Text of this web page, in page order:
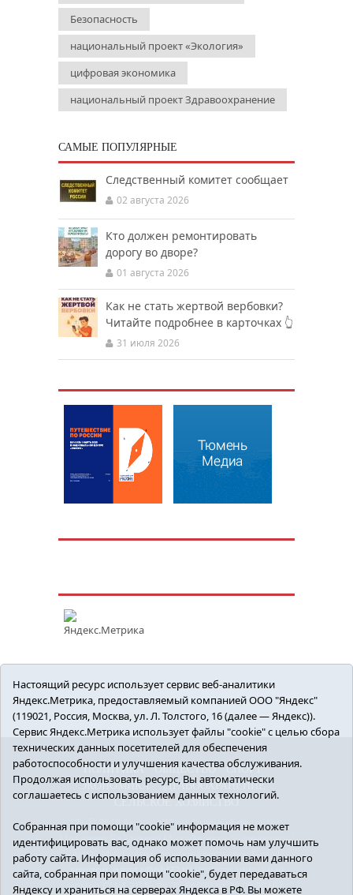
Безопасность
национальный проект «Экология»
цифровая экономика
национальный проект Здравоохранение
САМЫЕ ПОПУЛЯРНЫЕ
Следственный комитет сообщает
02 августа 2026
Кто должен ремонтировать
дорогу во дворе?
01 августа 2026
Как не стать жертвой вербовки?
Читайте подробнее в карточках 👆
31 июля 2026
ПОЛИТИКА ОБЩЕСТВО
СПОРТ
ЭКОНОМИКА
ЗДРАВООХРАНЕНИЕ
СЕЛЬСКОЕ ХОЗЯЙСТВО
12+ © 2018 Armizon72.ру. Главный редактор:
Мелешко Владимир Михайлович. Учредитель:
АНО «ИИЦ «Армизонский вестник». E-mail:
armizon_gazeta@obl72.ruРегистрационный
номер СМИ ЭЛ № ФС77-66939 от 25.08.2016 г.
Настоящий ресурс использует сервис веб-аналитики
Яндекс.Метрика, предоставляемый компанией ООО "Яндекс"
(119021, Россия, Москва, ул. Л. Толстого, 16 (далее — Яндекс)).
Сервис Яндекс.Метрика использует файлы "cookie" с целью сбора
технических данных посетителей для обеспечения
работоспособности и улучшения качества обслуживания.
Продолжая использовать ресурс, Вы автоматически
соглашаетесь с использованием данных технологий.
Собранная при помощи "cookie" информация не может
идентифицировать вас, однако может помочь нам улучшить
работу сайта. Информация об использовании вами данного
сайта, собранная при помощи "cookie", будет передаваться
Яндексу и храниться на серверах Яндекса в РФ. Вы можете